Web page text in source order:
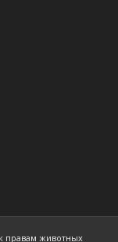
правам животных